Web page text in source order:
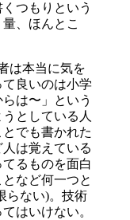
つもりという
、ほんとこ
は本当に気を
良いのは小学
は〜」という
としている人
でも書かれた
は覚えている
るものを面白
など何一つと
らない)。技術
はいけない。